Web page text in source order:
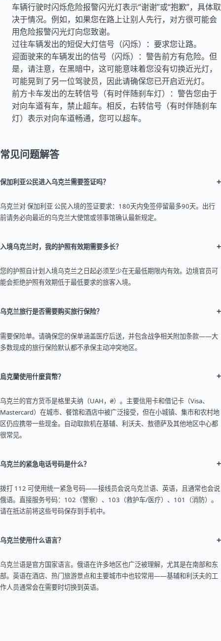
车辆行驶时闪烁危险报警闪光灯表示“谢谢”或“抱歉”，具体取
决于情况。例如，如果您在路上让别人先行，对方很可能会
用危险报警闪光灯向您致谢。
过往车辆发出的短促大灯信号（闪烁）：要求您让路。
迎面驶来的车辆发出的信号（闪烁）：警告前方有危险。但
是，请注意，在黑暗中，这可能意味着您没有切换近光灯，
可能晃到了另一位驾驶员，因此请确保您已开启近光灯。
前方卡车发出的左转信号（有时伴随刹车灯）：警告您由于
对向车道有车，禁止超车。相反，右转信号（有时伴随刹车
灯）表示对向车道畅通，您可以超车。
常见问题解答
保加利亚公民进入乌克兰需要签证吗？ +
乌克兰对 保加利亚 公民入境的签证要求：180天内免签停留最多90天。出行
前请务必向最近的乌克兰大使馆或领事馆确认最新规定。
入境乌克兰时，我的护照有效期需要多长？ +
您的护照自计划入境乌克兰之日起必须至少在无最低期限内有效。边境官员可
能会拒绝护照有效期低于最低要求的旅客入境。
乌克兰旅行是否需要购买旅行保险？ +
需要保险单。请确保您的保单涵盖医疗后送，并包含战争相关附加条款——大
多数现成的旅行保险默认都不承保主动冲突地区。
烏克蘭使用什麼貨幣？ +
乌克兰的官方货币是格里夫纳（UAH，₴）。主要信用卡和借记卡（Visa、
Mastercard）在城市、餐馆和酒店中被广泛接受，但在小城镇、集市和农村地
区仍应携带一些现金。自动取款机在基辅、利沃夫、敖德萨及其他地区中心都
很常见。
乌克兰的紧急电话号码是什么？ +
拨打 112 可使用统一紧急号码——接线员会说乌克兰语、英语，且通常也会说
俄语。直接服务号码：102（警察）、103（救护车/医疗）、101（消防）。
请在抵达前将这些号码保存到手机中。
乌克兰使用什么语言？ +
乌克兰语是官方国家语言。俄语在许多地区也广泛被理解，尤其是在南部和东
部。英语在酒店、热门旅游景点和主要城市中也较常用——基辅和利沃夫的工
作人员通常会在需要时切换到英语。